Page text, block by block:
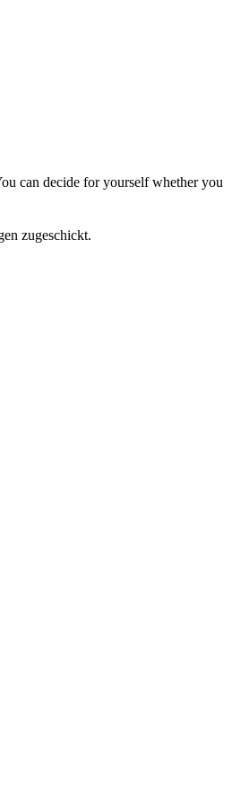
zugeschickt.
can decide for yourself whether you